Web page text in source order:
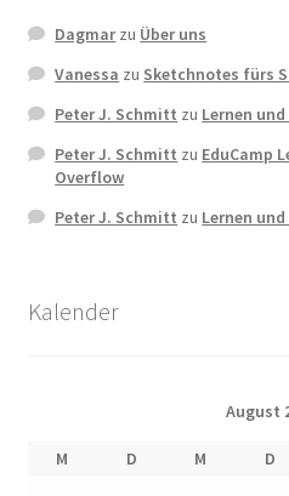
Dagmarzu Über uns
Vanessa zu Sketchnotes fürs
Peter J. Schmitt zu Lernen
Peter J. Schmitt zu EduCamp
Overflow
Peter J. Schmitt zu Lernen
Kalender
August
M D M D